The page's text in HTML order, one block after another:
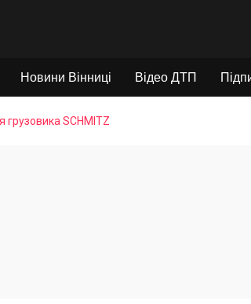
Новини Вінниці Відео ДТП
грузовика SCHMITZ